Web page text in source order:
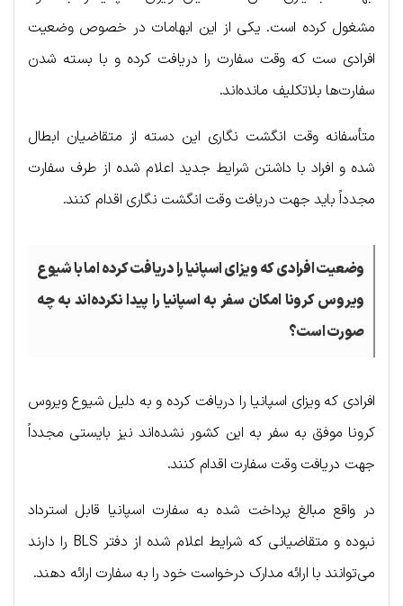
مشغول کرده است. یکی از این ابهامات در خصوص وضعیت
افرادی ست که وقت سفارت را دریافت کرده و با بسته شدن
سفارت‌ها بلاتکلیف مانده‌اند.
متأسفانه وقت انگشت نگاری این دسته از متقاضیان ابطال
شده و افراد با داشتن شرایط جدید اعلام شده از طرف سفارت
مجدداً باید جهت دریافت وقت انگشت نگاری اقدام کنند.
وضعیت افرادی که ویزای اسپانیا را دریافت کرده اما با شیوع
ویروس کرونا امکان سفر به اسپانیا را پیدا نکرده‌اند به چه
صورت است؟
افرادی که ویزای اسپانیا را دریافت کرده و به دلیل شیوع ویروس
کرونا موفق به سفر به این کشور نشده‌اند نیز بایستی مجدداً
جهت دریافت وقت سفارت اقدام کنند.
در واقع مبالغ پرداخت شده به سفارت اسپانیا قابل استرداد
نبوده و متقاضیانی که شرایط اعلام شده از دفتر BLS را دارند
می‌توانند با ارائه مدارک درخواست خود را به سفارت ارائه دهند.